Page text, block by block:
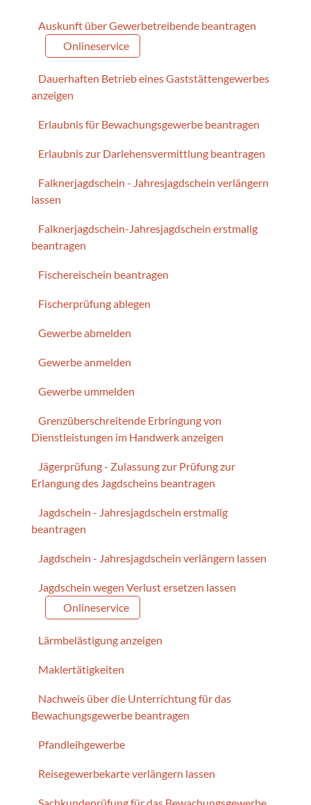
Auskunft über Gewerbetreibende beantragen
Onlineservice
Dauerhaften Betrieb eines Gaststättengewerbes
anzeigen
Erlaubnis für Bewachungsgewerbe beantragen
Erlaubnis zur Darlehensvermittlung beantragen
Falknerjagdschein - Jahresjagdschein verlängern
lassen
Falknerjagdschein-Jahresjagdschein erstmalig
beantragen
Fischereischein beantragen
Fischerprüfung ablegen
Gewerbe abmelden
Gewerbe anmelden
Gewerbe ummelden
Grenzüberschreitende Erbringung von
Dienstleistungen im Handwerk anzeigen
Jägerprüfung - Zulassung zur Prüfung zur
Erlangung des Jagdscheins beantragen
Jagdschein - Jahresjagdschein erstmalig
beantragen
Jagdschein - Jahresjagdschein verlängern lassen
Jagdschein wegen Verlust ersetzen lassen
Onlineservice
Lärmbelästigung anzeigen
Maklertätigkeiten
Nachweis über die Unterrichtung für das
Bewachungsgewerbe beantragen
Pfandleihgewerbe
Reisegewerbekarte verlängern lassen
Sachkundeprüfung für das Bewachungsgewerbe